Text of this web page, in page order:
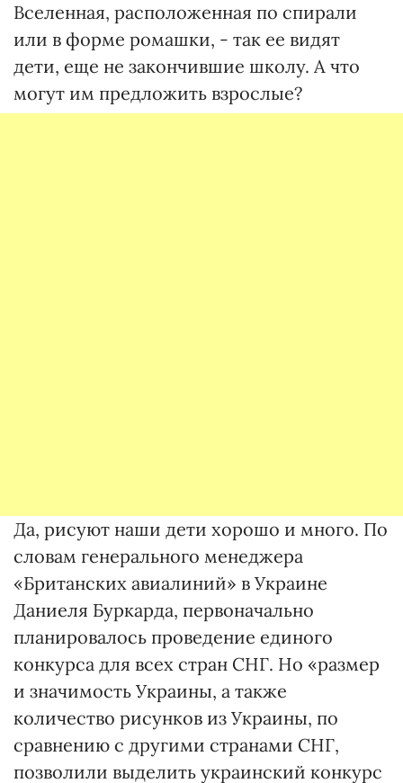
Вселенная, расположенная по спирали
или в форме ромашки, - так ее видят
дети, еще не закончившие школу. А что
могут им предложить взрослые?
Да, рисуют наши дети хорошо и много. По
словам генерального менеджера
«Британских авиалиний» в Украине
Даниеля Буркарда, первоначально
планировалось проведение единого
конкурса для всех стран СНГ. Но «размер
и значимость Украины, а также
количество рисунков из Украины, по
сравнению с другими странами СНГ,
позволили выделить украинский конкурс